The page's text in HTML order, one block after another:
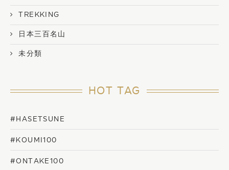
TREKKING
日本三百名山
未分類
HOT TAG
#HASETSUNE
#KOUMI100
#ONTAKE100